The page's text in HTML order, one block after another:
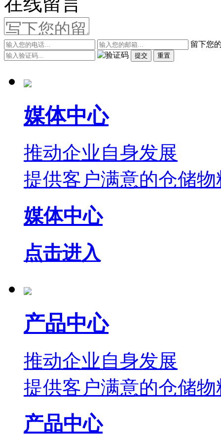
留下您
提交 重置
媒体中心
推动企业自身发展
提供客户满意的仓储
媒体中心
点击进入
产品中心
推动企业自身发展
提供客户满意的仓储
产品中心